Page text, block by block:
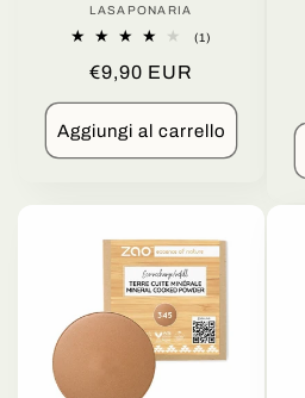
Produttore:
LASAPONARIA
(1)
Prezzo
di
listino
€9,90 EUR
Aggiungi al carrello